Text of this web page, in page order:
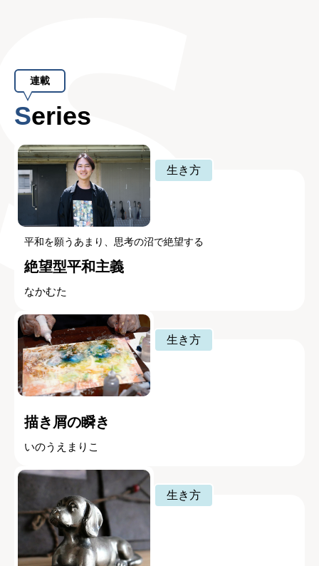
連載
Series
生き方
平和を願うあまり、思考の沼で絶望する
絶望型平和主義
なかむた
生き方
描き屑の瞬き
いのうえまりこ
生き方